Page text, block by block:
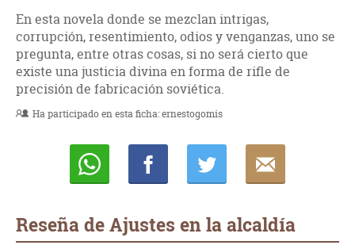
En esta novela donde se mezclan intrigas,
corrupción, resentimiento, odios y venganzas, uno se
pregunta, entre otras cosas, si no será cierto que
existe una justicia divina en forma de rifle de
precisión de fabricación soviética.
Ha participado en esta ficha:ernestogomis
Reseña de Ajustes en la alcaldía